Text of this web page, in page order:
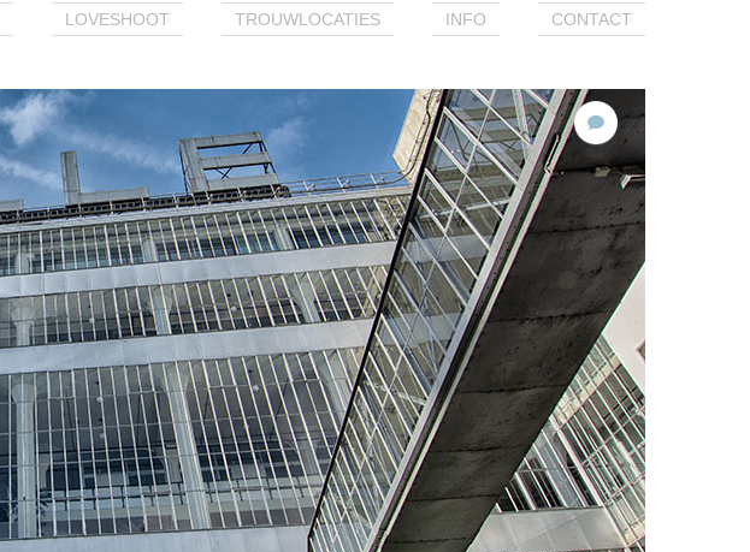
LOVESHOOT TROUWLOCATIES INFO CONTACT
Geen
reacties